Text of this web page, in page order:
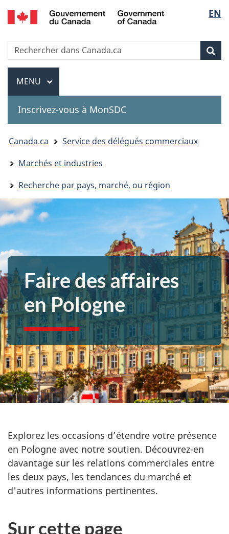
Passer
au
principal
Passer
à
Au
sujet
»
Passer
à
version
HTML
de
la
EN
Government
Recherche
Rechercher
dans
Canada.ca
Menu
MENU PRINCIPAL
Inscrivez-vous à MonSDC
You
are
here:
Canada.ca
Service des délégués commerciaux
Marchés et industries
Recherche par pays, marché, ou région
Faire des affaires
en Pologne
Explorez les occasions d’étendre votre présence
en Pologne avec notre soutien. Découvrez-en
davantage sur les relations commerciales entre
les deux pays, les tendances du marché et
d'autres informations pertinentes.
Sur cette page